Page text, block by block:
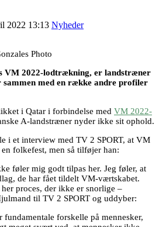
2022 13:13 Nyheder
Photo
VM 2022-lodtrækning, er landstræner
sammen med en række andre profiler
i Qatar i forbindelse med VM 2022-
A-landstræner nyder ikke sit ophold.
i et interview med TV 2 SPORT, at VM
folkefest, men så tilføjer han:
føler mig godt tilpas her. Jeg føler, at
de har fået tildelt VM-værtskabet.
proces, der ikke er snorlige –
til TV 2 SPORT og uddyber:
fundamentale forskelle på mennesker,